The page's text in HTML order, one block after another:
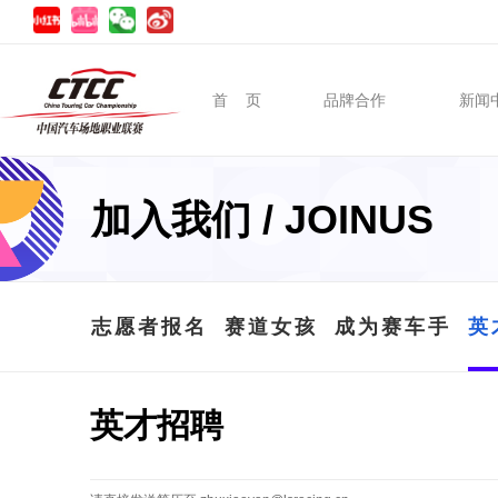
首 页 品牌合作 新闻
加入我们 / JOINUS
志愿者报名 赛道女孩 成为赛车手 英
英才招聘